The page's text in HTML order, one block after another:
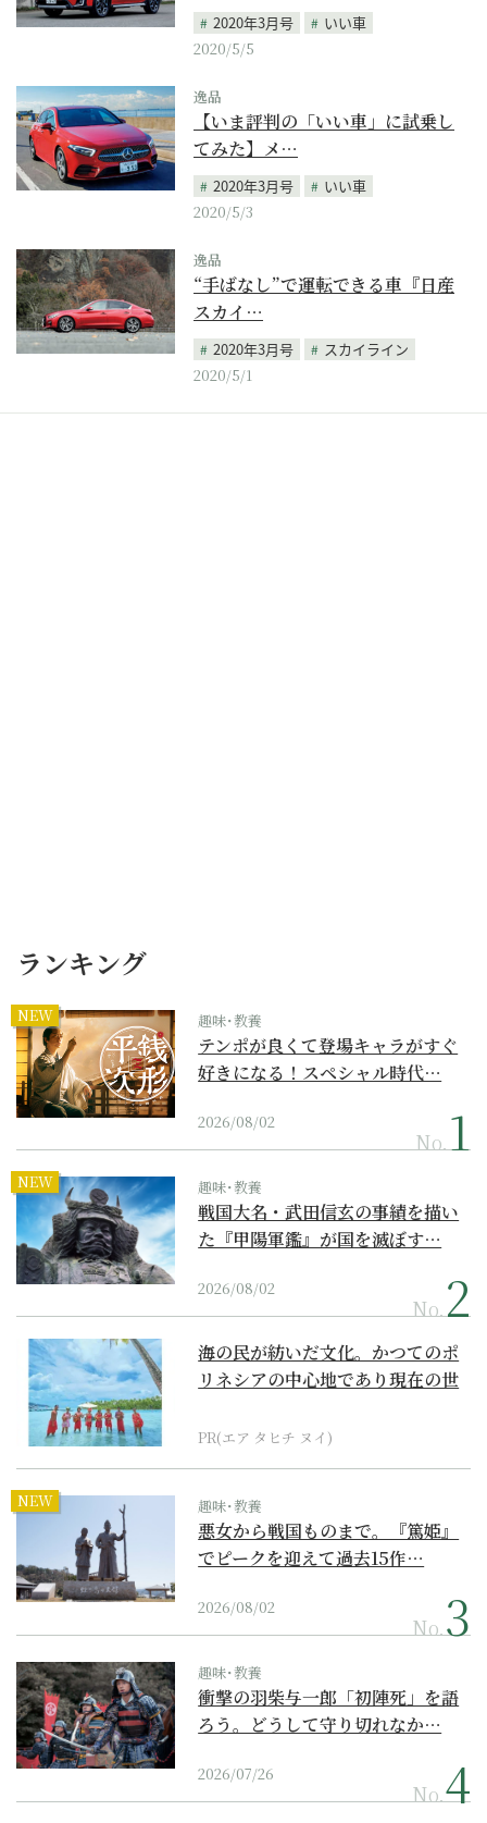
2020年3月号
いい車
2020/5/5
逸品
【いま評判の「いい車」に試乗し
てみた】メ…
2020年3月号
いい車
2020/5/3
逸品
“手ばなし”で運転できる車『日産
スカイ…
2020年3月号
スカイライン
2020/5/1
ランキング
NEW 趣味･教養
テンポが良くて登場キャラがすぐ
好きになる！スペシャル時代…
2026/08/02
No.
NEW 趣味･教養
戦国大名・武田信玄の事績を描い
た『甲陽軍鑑』が国を滅ぼす…
2026/08/02
No.
海の民が紡いだ文化。かつてのポ
リネシアの中心地であり現在の世
PR(エア タヒチ ヌイ)
NEW 趣味･教養
悪女から戦国ものまで。『篤姫』
でピークを迎えて過去15作…
2026/08/02
No.
趣味･教養
衝撃の羽柴与一郎「初陣死」を語
ろう。どうして守り切れなか…
2026/07/26
No.